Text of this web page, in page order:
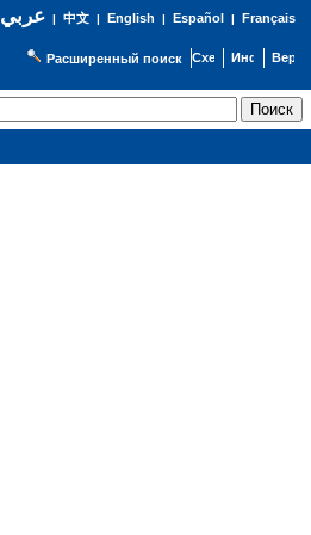
عربي| 中文| English | Español | Français
Расширенный поиск